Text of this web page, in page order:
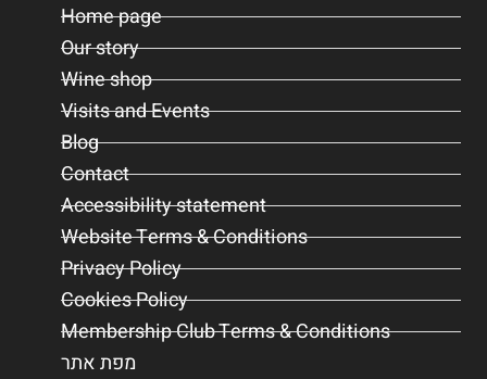
Home page
Our story
Wine shop
Visits and Events
Blog
Contact
Accessibility statement
Website Terms & Conditions
Privacy Policy
Cookies Policy
Membership Club Terms & Conditions
מפת אתר